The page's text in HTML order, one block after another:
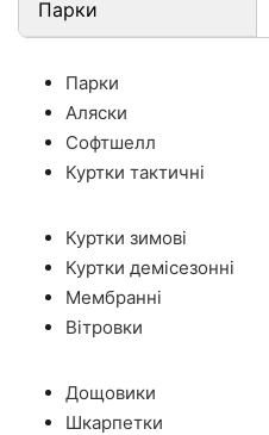
Парки
Парки
Аляски
Софтшелл
Куртки тактичні
Куртки зимові
Куртки демісезонні
Мембранні
Вітровки
Дощовики
Шкарпетки